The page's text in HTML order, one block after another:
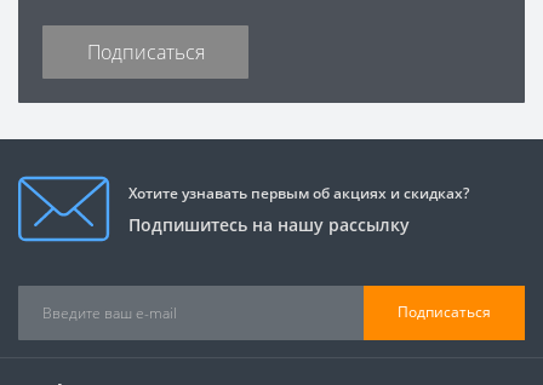
Подписаться
Хотите узнавать первым об акциях и скидках?
Подпишитесь на нашу рассылку
Подписаться